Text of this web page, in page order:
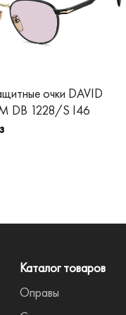
очки DAVID
DB 1228/S I46
Каталог товаров
Оправы